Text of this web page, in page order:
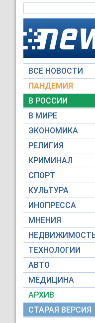
ВСЕ НОВОСТИ
ПАНДЕМИЯ
В РОССИИ
В МИРЕ
ЭКОНОМИКА
РЕЛИГИЯ
КРИМИНАЛ
СПОРТ
КУЛЬТУРА
ИНОПРЕССА
МНЕНИЯ
ТЕХНОЛОГИИ
АВТО
МЕДИЦИНА
АРХИВ
СТАРАЯ ВЕРСИЯ